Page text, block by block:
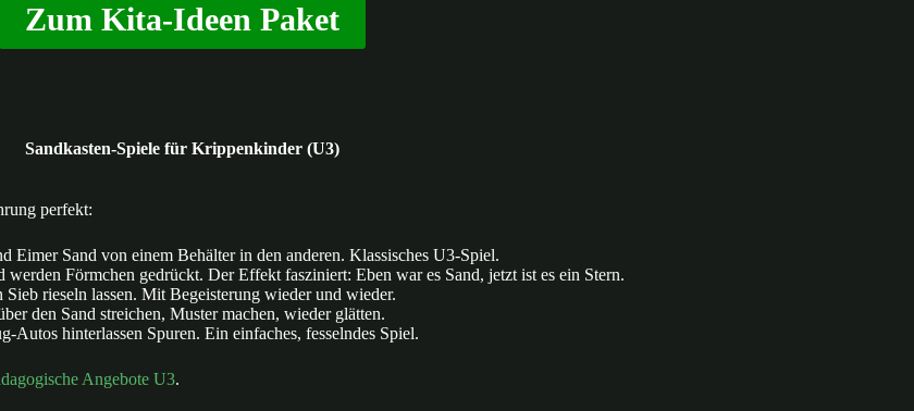
Zum Kita-Ideen Paket
Sandkasten-Spiele für Krippenkinder (U3)
perfekt:
Eimer Sand von einem Behälter in den anderen. Klassisches U3-Spiel.
werden Förmchen gedrückt. Der Effekt fasziniert: Eben war es Sand, jetzt ist es ein Stern.
Sieb rieseln lassen. Mit Begeisterung wieder und wieder.
den Sand streichen, Muster machen, wieder glätten.
Autos hinterlassen Spuren. Ein einfaches, fesselndes Spiel.
Angebote U3.